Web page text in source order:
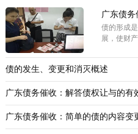
广东债务
债的形成
展，使财
债的发生、变更和消灭概述
广东债务催收：解答债权让与的有
广东债务催收：简单的债的内容变